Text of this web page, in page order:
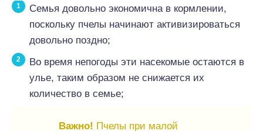
Семья довольно экономична в кормлении,
поскольку пчелы начинают активизироваться
довольно поздно;
Во время непогоды эти насекомые остаются в
улье, таким образом не снижается их
количество в семье;
Важно! Пчелы при малой